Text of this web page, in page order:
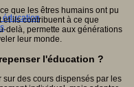
éducation
que les êtres humains ont pu
et ils contribuent à ce que
delà, permette aux générations
leur monde.
l'éducation ?
des cours dispensés par les